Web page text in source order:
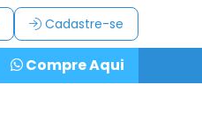
Cadastre-se
Compre Aqui